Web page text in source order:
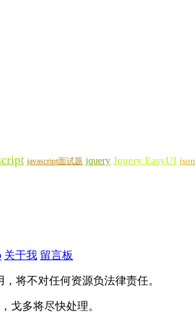
javascript面试题 jquery Jquery EasyUI json
关于我 留言板
将不对任何资源负法律责任。
戈多将尽快处理。